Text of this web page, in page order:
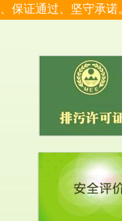
保证通过、坚守承诺